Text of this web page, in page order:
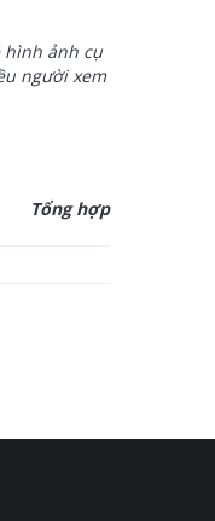
hình ảnh cụ
người xem
Tổng hợp